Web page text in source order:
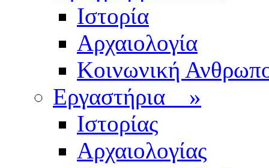
Ιστορία
Αρχαιολογία
Κοινωνική
Εργαστήρια »
Ιστορίας
Αρχαιολογίας